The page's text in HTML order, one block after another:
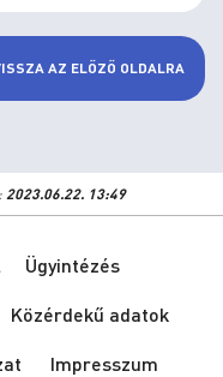
AZ ELŐZŐ OLDALRA
2023.06.22. 13:49
Ügyintézés
Közérdekű adatok
Impresszum